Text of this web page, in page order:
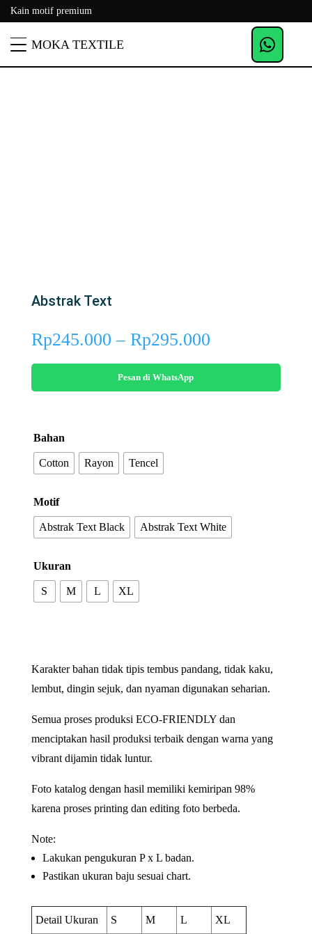
Kain motif premium
MOKA TEXTILE
Abstrak Text
Rp245.000 – Rp295.000Price
through
Pesan di WhatsApp
Bahan
Cotton Rayon Tencel
Motif
Abstrak Text Black Abstrak Text White
Ukuran
S M L XL
Karakter bahan tidak tipis tembus pandang, tidak kaku,
lembut, dingin sejuk, dan nyaman digunakan seharian.
Semua proses produksi ECO-FRIENDLY dan
menciptakan hasil produksi terbaik dengan warna yang
vibrant dijamin tidak luntur.
Foto katalog dengan hasil memiliki kemiripan 98%
karena proses printing dan editing foto berbeda.
Note:
Lakukan pengukuran P x L badan.
Pastikan ukuran baju sesuai chart.
Detail Ukuran S M L XL